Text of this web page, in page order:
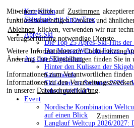
Mit einem Klick auf Zustimmen
funktionsnotwendigen Cookies und
Ablehnen klicken, verwenden wir nur
Vertragserfüllung notwendige Dienste.
Weitere Informationen zur Cookienutzung
Änderung Ihrer Einstellungen finden Sie in
Informationen zum Verantwortlichen
Informationen zu den
in unsererDatenschutzerklärung
Zustimmen
Kategorien
Skiurlaub mit SnowTrex
Après-Ski
Die Top 25 Après-Ski-Hits
Der MooserWirt im Fokus -
Aus den Skigebieten
Hinter den Kulissen der
Saisonende
Skifahren im Sommer 2026 –
haben geöffnet?
Event
Nordische Kombination
auf einen Blick
Langlauf Weltcup 2026/2027: